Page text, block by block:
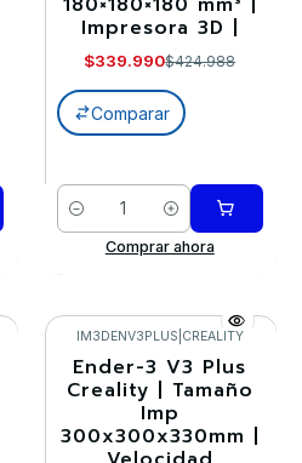
Impresora 3D |
$339.990$424.988
Comparar
Cantidad
Comprar ahora
-20%
IM3DENV3PLUS CREALITY
Ender-3 V3 Plus
Creality | Tamaño
Imp
300x300x330mm |